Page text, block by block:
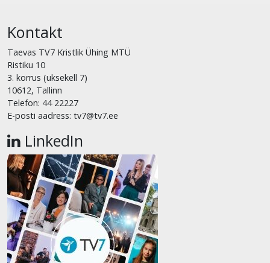
Kontakt
Taevas TV7 Kristlik Ühing MTÜ
Ristiku 10
3. korrus (uksekell 7)
10612, Tallinn
Telefon: 44 22227
E-posti aadress: tv7@tv7.ee
LinkedIn